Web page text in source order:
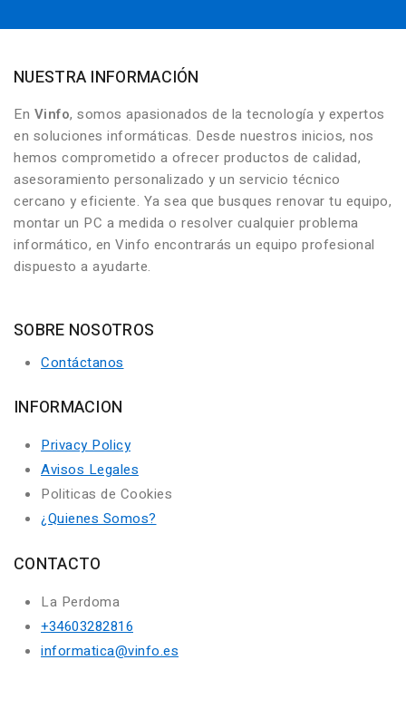
NUESTRA INFORMACIÓN
En Vinfo, somos apasionados de la tecnología y expertos
en soluciones informáticas. Desde nuestros inicios, nos
hemos comprometido a ofrecer productos de calidad,
asesoramiento personalizado y un servicio técnico
cercano y eficiente. Ya sea que busques renovar tu equipo,
montar un PC a medida o resolver cualquier problema
informático, en Vinfo encontrarás un equipo profesional
dispuesto a ayudarte.
SOBRE NOSOTROS
Contáctanos
INFORMACION
Privacy Policy
Avisos Legales
Politicas de Cookies
¿Quienes Somos?
CONTACTO
La Perdoma
+34603282816
informatica@vinfo.es